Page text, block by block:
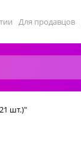
Для продавцов
шт.)"